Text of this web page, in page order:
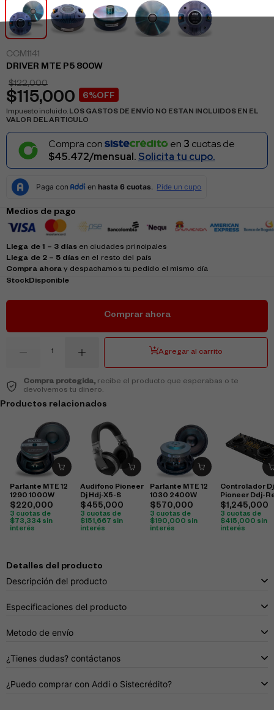
CCM1141
DRIVER MTE P5 800W
$122,000
$115,000 6%OFF
Impuesto incluido. LOS GASTOS DE ENVÍO NO ESTAN INCLUIDOS EN EL
VALOR DEL ARTICULO
Compra con en 3 cuotas de
$45.472/mensual. Solicita tu cupo.
Medios de pago
Llega de 1 – 3 díasen ciudades principales
Llega de 2 – 5 díasen el resto del país
Compra ahora y despachamos tu pedido el mismo día
StockDisponible
Comprar ahora
Agregar al carrito
Compra protegida,recibe el producto que esperabas o te
devolvemos tu dinero.
Productos relacionados
Parlante MTE 12
1290 1000W
$220,000
3 cuotas de
$ 73,334 sin
interés
Audifono Pioneer
Dj Hdj-X5-S
$455,000
3 cuotas de
$151,667 sin
interés
Parlante MTE 12
1030 2400W
$570,000
3 cuotas de
$190,000 sin
interés
Controlador Dj
Pioneer Ddj-
$1,245,000
3 cuotas de
$415,000 sin
interés
Detalles del producto
Descripción del producto
Especificaciones del producto
Metodo de envío
¿Tienes dudas? contáctanos
¿Puedo comprar con Addi o Sistecrédito?